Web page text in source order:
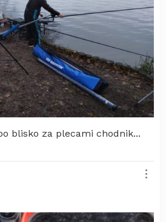
blisko za plecami chodnik...